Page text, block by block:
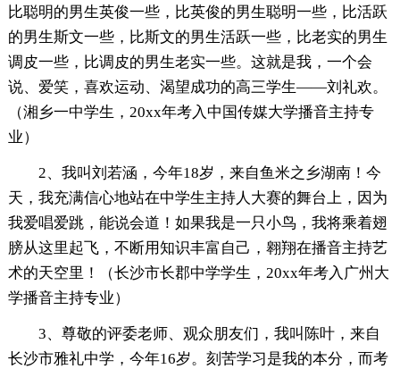
比聪明的男生英俊一些，比英俊的男生聪明一些，比活跃
的男生斯文一些，比斯文的男生活跃一些，比老实的男生
调皮一些，比调皮的男生老实一些。这就是我，一个会
说、爱笑，喜欢运动、渴望成功的高三学生——刘礼欢。
（湘乡一中学生，20xx年考入中国传媒大学播音主持专
业）
2、我叫刘若涵，今年18岁，来自鱼米之乡湖南！今
天，我充满信心地站在中学生主持人大赛的舞台上，因为
我爱唱爱跳，能说会道！如果我是一只小鸟，我将乘着翅
膀从这里起飞，不断用知识丰富自己，翱翔在播音主持艺
术的天空里！（长沙市长郡中学学生，20xx年考入广州大
学播音主持专业）
3、尊敬的评委老师、观众朋友们，我叫陈叶，来自
长沙市雅礼中学，今年16岁。刻苦学习是我的本分，而考